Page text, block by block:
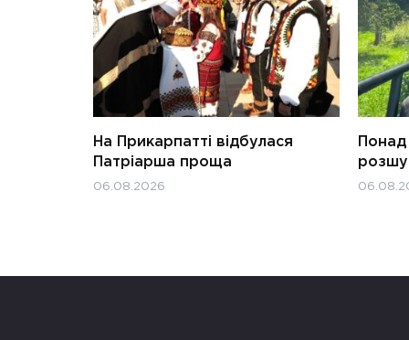
На Прикарпатті відбулася
Патріарша проща
06.08.2026
Понад